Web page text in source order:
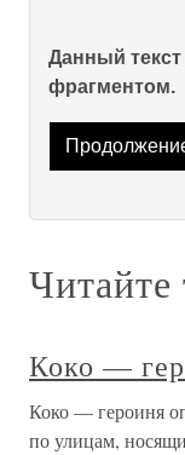
Данный
фрагментом.
Читайте
Коко —
Коко — героиня
по улицам,